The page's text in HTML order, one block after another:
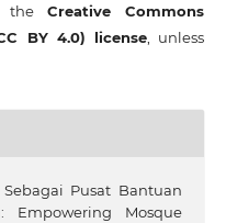
theCreative Commons
BY 4.0) license, unless
Pusat Bantuan
Empowering Mosque